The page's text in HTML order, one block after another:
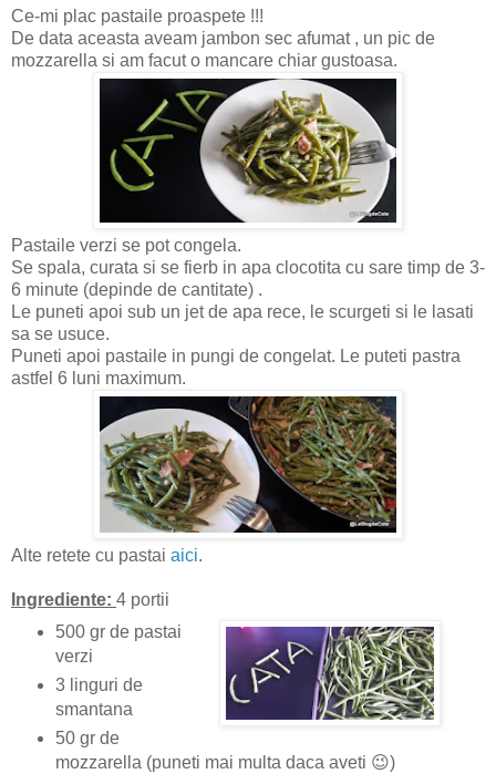
Ce-mi plac pastaile proaspete !!!
De data aceasta aveam jambon sec afumat , un pic de
mozzarella si am facut o mancare chiar gustoasa.
Pastaile verzi se pot congela.
Se spala, curata si se fierb in apa clocotita cu sare timp de 3-
6 minute (depinde de cantitate) .
Le puneti apoi sub un jet de apa rece, le scurgeti si le lasati
sa se usuce.
Puneti apoi pastaile in pungi de congelat. Le puteti pastra
astfel 6 luni maximum.
Alte retete cu pastai aici.
Ingrediente: 4 portii
500 gr de pastai
verzi
3 linguri de
smantana
50 gr de
mozzarella (puneti mai multa daca aveti 😉)